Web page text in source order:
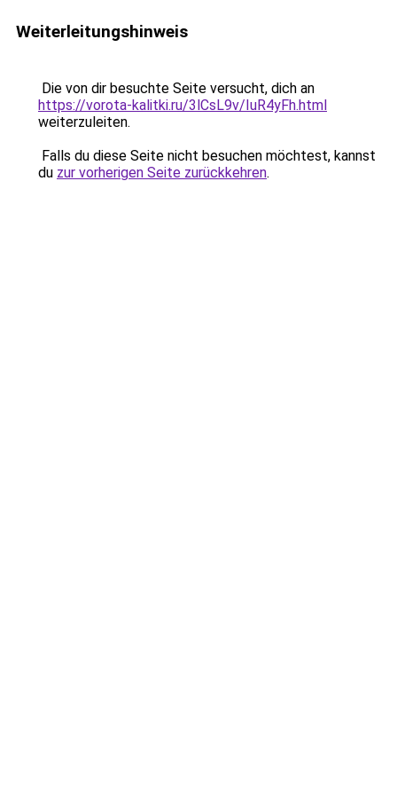
Weiterleitungshinweis
Die von dir besuchte Seite versucht, dich an
https://vorota-kalitki.ru/3lCsL9v/IuR4yFh.html
weiterzuleiten.
Falls du diese Seite nicht besuchen möchtest, kannst
du zur vorherigen Seite zurückkehren.